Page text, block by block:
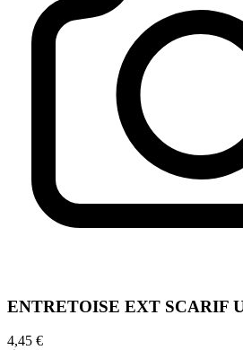
ENTRETOISE EXT SCARIF
4,45 €